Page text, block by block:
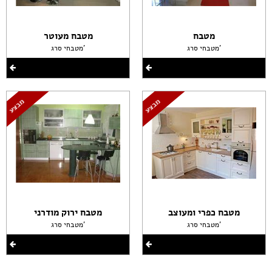
מטבח
מטבחי סרג'
מטבח כפרי ומעוצב
מטבחי סרג'
מטבח מעוטר
מטבחי סרג'
מטבח ירוק מודרני
מטבחי סרג'